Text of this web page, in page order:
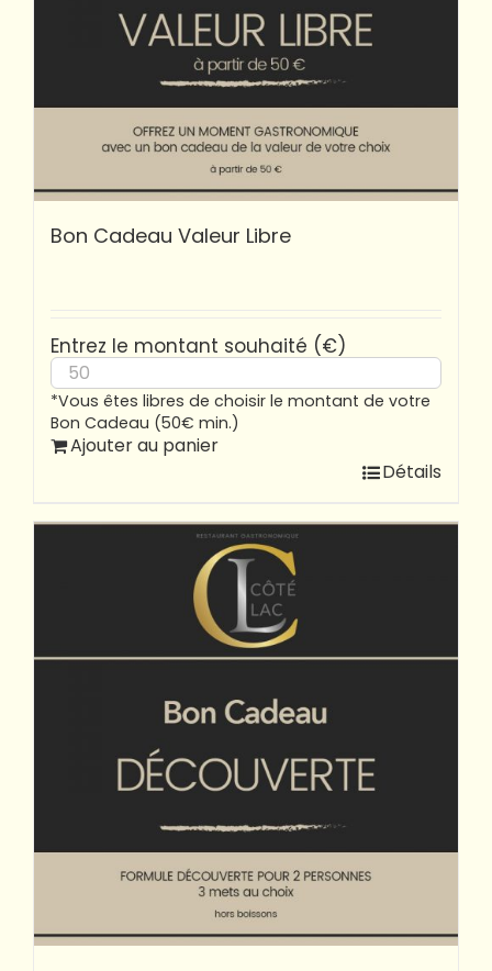
Bon Cadeau Valeur Libre
Entrez le montant souhaité (€)
*Vous êtes libres de choisir le montant de votre
Bon Cadeau (50€ min.)
Ajouter au panier
Détails